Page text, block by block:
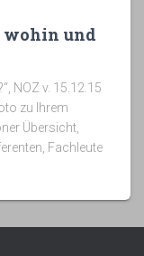
wohin und
NOZ v. 15.12.15
zu Ihrem
Übersicht,
Fachleute